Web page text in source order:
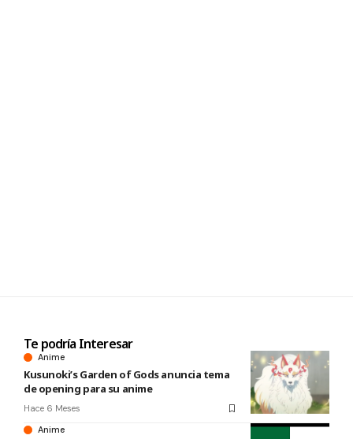
Te podría Interesar
Anime
Kusunoki’s Garden of Gods anuncia tema
de opening para su anime
Hace 6 Meses
Anime